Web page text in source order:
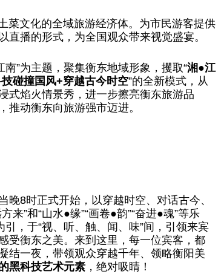
菜文化的全域旅游经济体。为市民游客提供
直播的形式，为全国观众带来视觉盛宴。
南”为主题，聚集衡东地域形象，攫取“湘●江
碰撞国风+穿越古今时空”的全新模式，从
式焰火情景秀，进一步擦亮衡东旅游品
推动衡东向旅游强市迈进。
晚8时正式开始，以穿越时空、对话古今、
来”和“山水●缘”“画卷●韵”“奋进●魂”等乐
，于“视、听、触、闻、味”间，引领来宾
受衡东之美。来到这里，每一位宾客，都
结一夜，带领观众穿越千年、领略衡阳美
黑科技艺术元素 ，绝对吸睛！